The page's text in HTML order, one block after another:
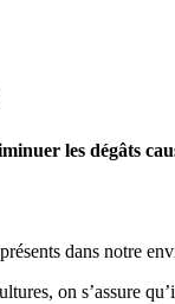
les dégâts
dans notre
on s’assure